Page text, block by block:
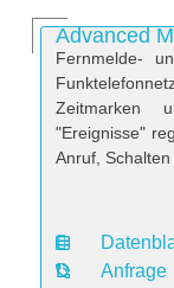
Advanced
Fernmelde-
Zeitmarken
"Ereignisse"
Anruf, Schalten
D
Anfrage